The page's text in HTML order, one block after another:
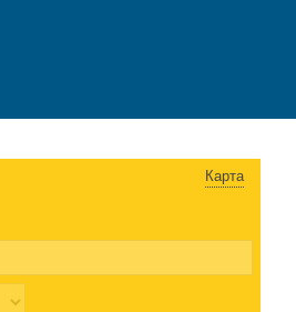
Карта